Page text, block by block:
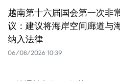
越南第十六届国会第一次非
议：建议将海岸空间廊道与
纳入法律
06/08/2026 10:39